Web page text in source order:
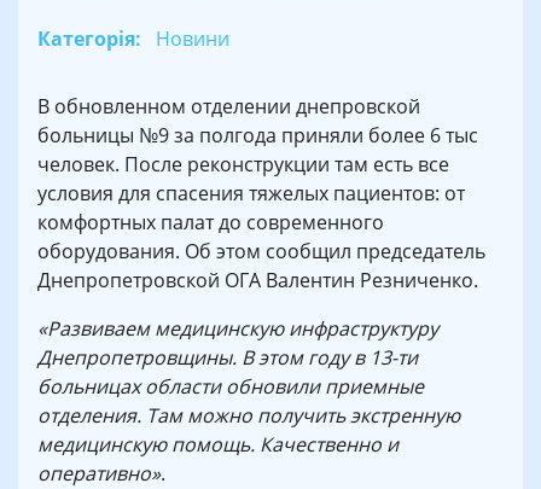
Категорія: Новини
В обновленном отделении днепровской
больницы №9 за полгода приняли более 6 тыс
человек. После реконструкции там есть все
условия для спасения тяжелых пациентов: от
комфортных палат до современного
оборудования. Об этом сообщил председатель
Днепропетровской ОГА Валентин Резниченко.
«Развиваем медицинскую инфраструктуру
Днепропетровщины. В этом году в 13-ти
больницах области обновили приемные
отделения. Там можно получить экстренную
медицинскую помощь. Качественно и
оперативно».